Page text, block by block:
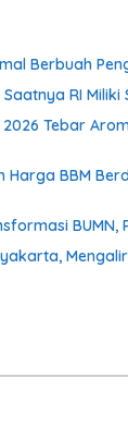
Berbuah
RI
Tebar
Harga BBM
BUMN,